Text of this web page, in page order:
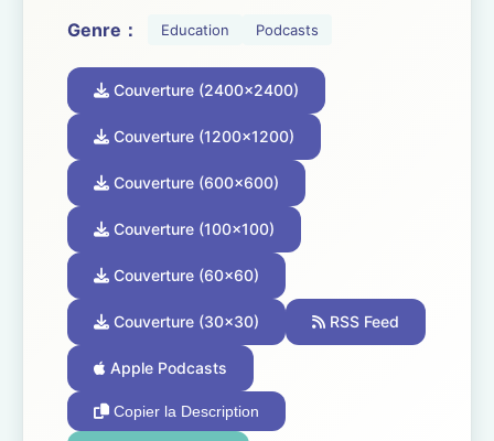
☕ ¿Te está ayudando el podcast? Apóyalo con
un café aquí:
buymeacoffee.com/oposicionesfp
Genre： Education Podcasts
Couverture (2400x2400)
Couverture (1200x1200)
Couverture (600x600)
Couverture (100x100)
Couverture (60x60)
Couverture (30x30) RSS Feed
Apple Podcasts
Copier la Description